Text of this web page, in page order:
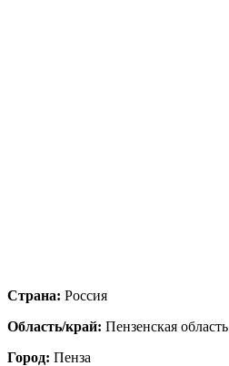
Страна: Россия
Область/край: Пензенская область
Город: Пенза